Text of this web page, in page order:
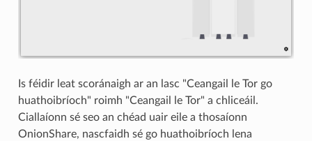
Is féidir leat scoránaigh ar an lasc "Ceangail le Tor go
huathoibríoch" roimh "Ceangail le Tor" a chliceáil.
Ciallaíonn sé seo an chéad uair eile a thosaíonn
OnionShare, nascfaidh sé go huathoibríoch lena